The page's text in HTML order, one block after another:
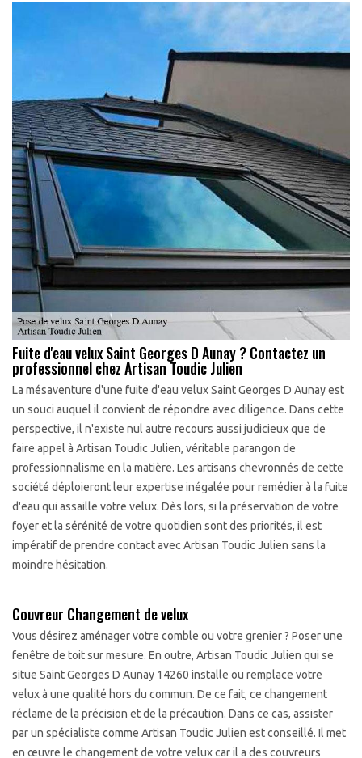
Fuite d'eau velux Saint Georges D Aunay ? Contactez un
professionnel chez Artisan Toudic Julien
La mésaventure d'une fuite d'eau velux Saint Georges D Aunay est
un souci auquel il convient de répondre avec diligence. Dans cette
perspective, il n'existe nul autre recours aussi judicieux que de
faire appel à Artisan Toudic Julien, véritable parangon de
professionnalisme en la matière. Les artisans chevronnés de cette
société déploieront leur expertise inégalée pour remédier à la fuite
d'eau qui assaille votre velux. Dès lors, si la préservation de votre
foyer et la sérénité de votre quotidien sont des priorités, il est
impératif de prendre contact avec Artisan Toudic Julien sans la
moindre hésitation.
Couvreur Changement de velux
Vous désirez aménager votre comble ou votre grenier ? Poser une
fenêtre de toit sur mesure. En outre, Artisan Toudic Julien qui se
situe Saint Georges D Aunay 14260 installe ou remplace votre
velux à une qualité hors du commun. De ce fait, ce changement
réclame de la précision et de la précaution. Dans ce cas, assister
par un spécialiste comme Artisan Toudic Julien est conseillé. Il met
en œuvre le changement de votre velux car il a des couvreurs